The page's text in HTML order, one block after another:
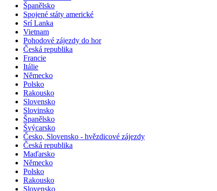
Španělsko
Spojené státy americké
Srí Lanka
Vietnam
Pohodové zájezdy do hor
Česká republika
Francie
Itálie
Německo
Polsko
Rakousko
Slovensko
Slovinsko
Španělsko
Švýcarsko
Česko, Slovensko - hvězdicové zájezdy
Česká republika
Maďarsko
Německo
Polsko
Rakousko
Slovensko